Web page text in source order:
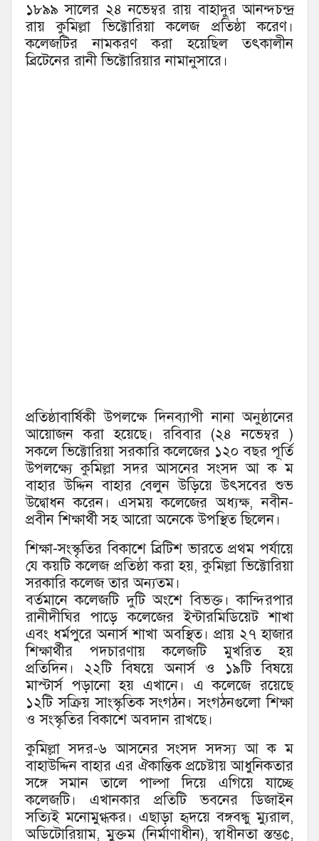
১৮৯৯ সালের ২৪ নভেম্বর রায় বাহাদুর আনন্দচন্দ্র
রায় কুমিল্লা ভিক্টোরিয়া কলেজ প্রতিষ্ঠা করেণ।
কলেজটির নামকরণ করা হয়েছিল তৎকালীন
ব্রিটেনের রানী ভিক্টোরিয়ার নামানুসারে।
প্রতিষ্ঠাবার্ষিকী উপলক্ষে দিনব্যাপী নানা অনুষ্ঠানের
আয়োজন করা হয়েছে। রবিবার (২৪ নভেম্বর )
সকলে ভিক্টোরিয়া সরকারি কলেজের ১২০ বছর পূর্তি
উপলক্ষ্যে কুমিল্লা সদর আসনের সংসদ আ ক ম
বাহার উদ্দিন বাহার বেলুন উড়িয়ে উৎসবের শুভ
উদ্বোধন করেন। এসময় কলেজের অধ্যক্ষ, নবীন-
প্রবীন শিক্ষার্থী সহ আরো অনেকে উপস্থিত ছিলেন।
শিক্ষা-সংস্কৃতির বিকাশে ব্রিটিশ ভারতে প্রথম পর্যায়ে
যে কয়টি কলেজ প্রতিষ্ঠা করা হয়, কুমিল্লা ভিক্টোরিয়া
সরকারি কলেজ তার অন্যতম।
বর্তমানে কলেজটি দুটি অংশে বিভক্ত। কান্দিরপার
রানীদীঘির পাড়ে কলেজের ইন্টারমিডিয়েট শাখা
এবং ধর্মপুরে অনার্স শাখা অবস্থিত। প্রায় ২৭ হাজার
শিক্ষার্থীর পদচারণায় কলেজটি মুখরিত হয়
প্রতিদিন। ২২টি বিষয়ে অনার্স ও ১৯টি বিষয়ে
মাস্টার্স পড়ানো হয় এখানে। এ কলেজে রয়েছে
১২টি সক্রিয় সাংস্কৃতিক সংগঠন। সংগঠনগুলো শিক্ষা
ও সংস্কৃতির বিকাশে অবদান রাখছে।
কুমিল্লা সদর-৬ আসনের সংসদ সদস্য আ ক ম
বাহাউদ্দিন বাহার এর ঐকান্তিক প্রচেষ্টায় আধুনিকতার
সঙ্গে সমান তালে পাল্পা দিয়ে এগিয়ে যাচ্ছে
কলেজটি। এখানকার প্রতিটি ভবনের ডিজাইন
সত্যিই মনোমুগ্ধকর। এছাড়া হৃদয়ে বঙ্গবন্ধু ম্যুরাল,
অডিটোরিয়াম, মুক্তম (নির্মাণাধীন), স্বাধীনতা স্তম্ভ¢,